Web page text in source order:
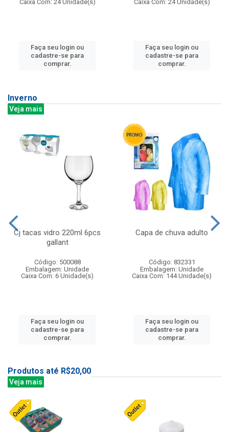
Caixa Com: 24 Unidade(s)
Faça seu login ou
cadastre-se para
comprar.
Caixa Com: 24 Unidade(s)
Faça seu login ou
cadastre-se para
comprar.
Inverno
Veja mais
Cj tacas vidro 220ml 6pcs
gallant
Código: 500088
Embalagem: Unidade
Caixa Com: 6 Unidade(s)
Faça seu login ou
cadastre-se para
comprar.
Capa de chuva adulto
Código: 832331
Embalagem: Unidade
Caixa Com: 144 Unidade(s)
Faça seu login ou
cadastre-se para
comprar.
Produtos até R$20,00
Veja mais